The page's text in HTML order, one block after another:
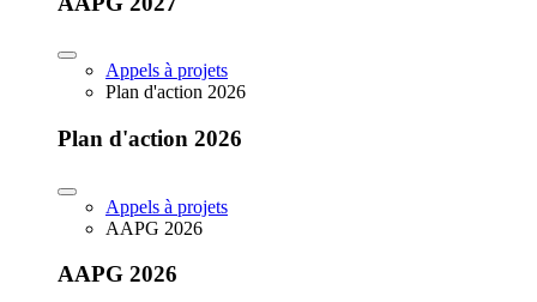
Appels à projets
Plan d'action 2026
Plan d'action 2026
Appels à projets
AAPG 2026
AAPG 2026